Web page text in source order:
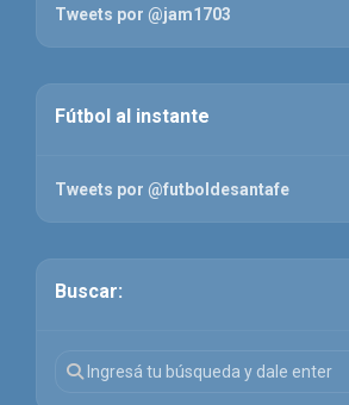
Tweets por @jam1703
Fútbol al instante
Tweets por @futboldesantafe
Buscar: